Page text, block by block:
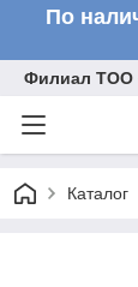
По
Филиал ТОО
Каталог